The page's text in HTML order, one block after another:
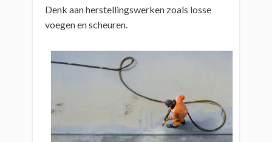
Denk aan herstellingswerken zoals losse
voegen en scheuren.